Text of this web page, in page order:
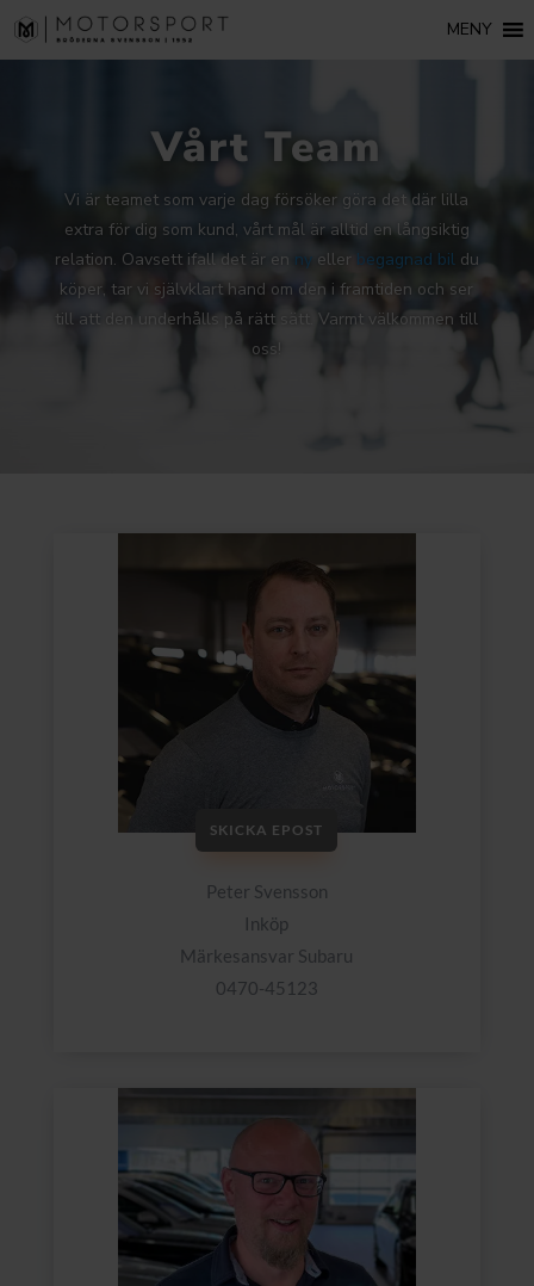
MENY
Vårt Team
Vi är teamet som varje dag försöker göra det där lilla
extra för dig som kund, vårt mål är alltid en långsiktig
relation. Oavsett ifall det är en nyeller begagnad bildu
köper, tar vi självklart hand om den i framtiden och ser
till att den underhålls på rätt sätt. Varmt välkommen till
oss!
SKICKA EPOST
Peter Svensson
Inköp
Märkesansvar Subaru
0470-45123